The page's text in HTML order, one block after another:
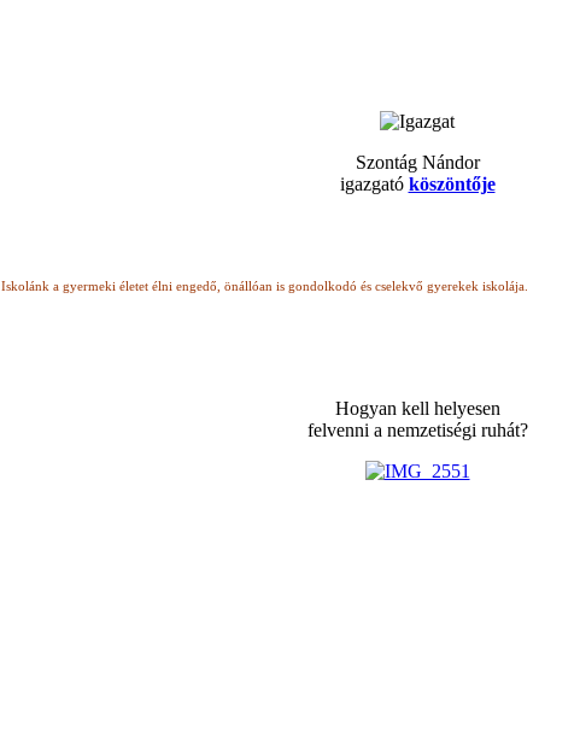
Szontág Nándor
igazgató köszöntője
Iskolánk a gyermeki életet élni engedő, önállóan is gondolkodó és cselekvő gyerekek iskolája.
Hogyan kell helyesen
felvenni a nemzetiségi ruhát?